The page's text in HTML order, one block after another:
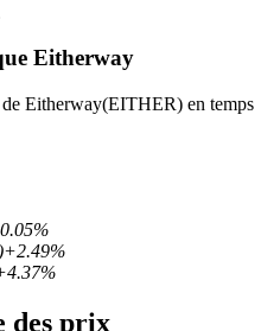
forex, métaux précieux et matières
Eitherway
Eitherway(EITHER) en temps
%
+2.49%
4.37%
des prix